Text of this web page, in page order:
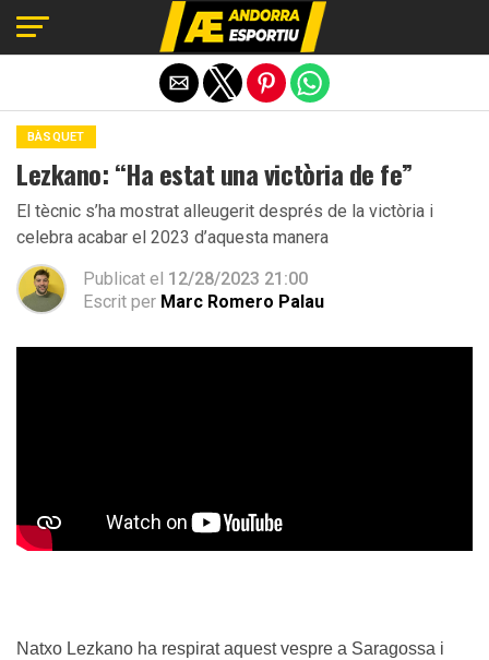
BÀSQUET
Lezkano: “Ha estat una victòria de fe”
El tècnic s’ha mostrat alleugerit després de la victòria i
celebra acabar el 2023 d’aquesta manera
Publicat el 12/28/2023 21:00
Escrit per Marc Romero Palau
Natxo Lezkano ha respirat aquest vespre a Saragossa i
Exit mobile version